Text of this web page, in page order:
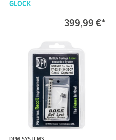
GLOCK
399,99 €*
DPM SYSTEMS